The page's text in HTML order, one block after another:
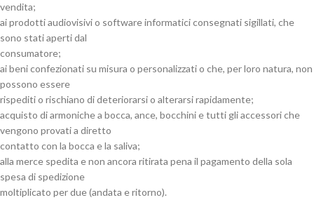
vendita;
ai prodotti audiovisivi o software informatici consegnati sigillati, che
sono stati aperti dal
consumatore;
ai beni confezionati su misura o personalizzati o che, per loro natura, non
possono essere
rispediti o rischiano di deteriorarsi o alterarsi rapidamente;
acquisto di armoniche a bocca, ance, bocchini e tutti gli accessori che
vengono provati a diretto
contatto con la bocca e la saliva;
alla merce spedita e non ancora ritirata pena il pagamento della sola
spesa di spedizione
moltiplicato per due (andata e ritorno).